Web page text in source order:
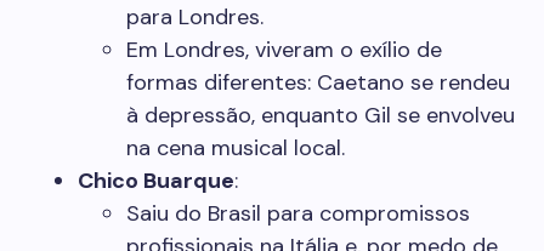
para Londres.
Em Londres, viveram o exílio de
formas diferentes: Caetano se rendeu
à depressão, enquanto Gil se envolveu
na cena musical local.
Chico Buarque:
Saiu do Brasil para compromissos